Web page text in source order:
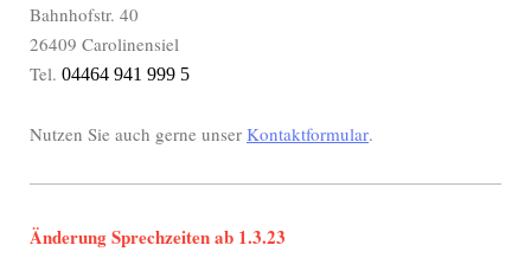
Bahnhofstr. 40
26409 Carolinensiel
Tel. 04464 941 999 5
Nutzen Sie auch gerne unser Kontaktformular.
Änderung Sprechzeiten ab 1.3.23